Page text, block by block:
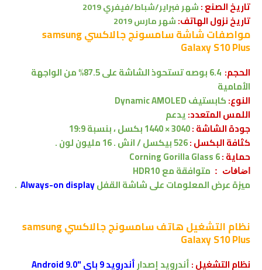
تاريخ الصنع :شهر فبراير/شباط/فيفري 2019
تاريخ نزول الهاتف:شهرمارس 2019
مواصفات شاشة سامسونج جالاكسي samsung
Galaxy S10 Plus
الحجم:
تستحوذ الشاشة على 87.5% من الواجهة
الأمامية
النوع:كابستيفDynamic AMOLED
اللمس المتعدد:يدعم
جودة الشاشة :3040 × 1440 بكسل
، بنسبة 19:9
كثافة البكسل :526 بيكسل / انش . 16 مليون لون .
حماية :Corning Gorilla Glass 6
اضافات : متوافقةمعHDR10
ميزة عرض المعلومات على شاشة القفلAlways-on display
.
نظام التشغيل هاتف سامسونج جالاكسي samsung
Galaxy S10 Plus
نظام التشغيل :أندرويد إصدار
أندرويد 9 باي "Android 9.0